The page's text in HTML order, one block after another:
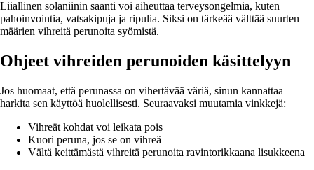
Liiallinen solaniinin saanti voi aiheuttaa terveysongelmia, kuten
pahoinvointia, vatsakipuja ja ripulia. Siksi on tärkeää välttää suurten
määrien vihreitä perunoita syömistä.
Ohjeet vihreiden perunoiden käsittelyyn
Jos huomaat, että perunassa on vihertävää väriä, sinun kannattaa
harkita sen käyttöä huolellisesti. Seuraavaksi muutamia vinkkejä:
Vihreät kohdat voi leikata pois
Kuori peruna, jos se on vihreä
Vältä keittämästä vihreitä perunoita ravintorikkaana lisukkeena